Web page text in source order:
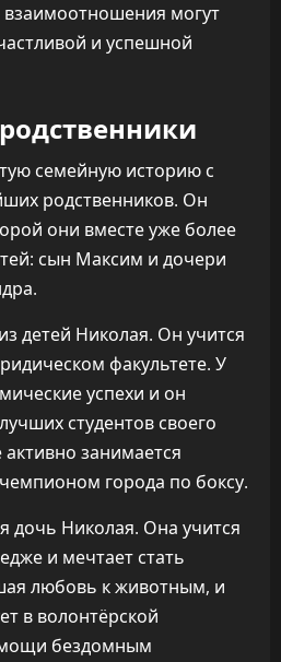
могут
и успешной
семейную историю с
родственников. Он
они вместе уже более
сын Максим и дочери
детей Николая. Он учится
факультете. У
успехи и он
студентов своего
занимается
города по боксу.
дочь Николая. Она учится
и мечтает стать
любовь к животным, и
в волонтёрской
бездомным